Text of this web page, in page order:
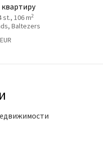
st., 106 m2
Baltezers
EUR